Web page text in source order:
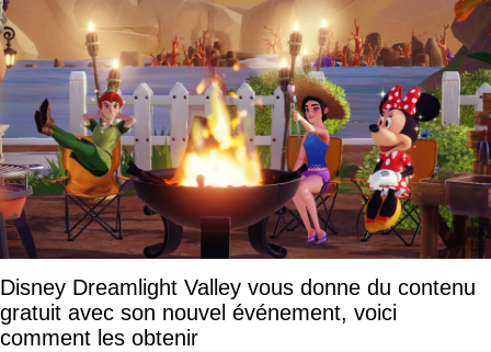
Disney Dreamlight Valley vous donne du contenu
gratuit avec son nouvel événement, voici
comment les obtenir